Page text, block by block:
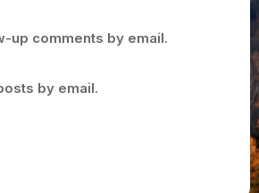
up comments by email.
by email.